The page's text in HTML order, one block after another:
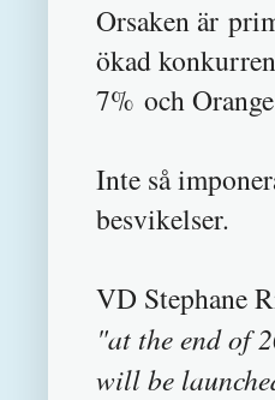
Orsaken är
ökad
7% och
Inte så
besvikelser.
VD Stephane
"at the end of
will be